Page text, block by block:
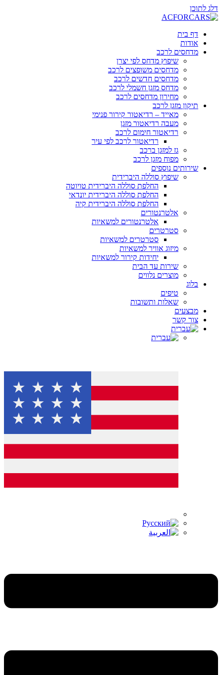
דלג לתוכן
דף בית
אודות
מדחסים לרכב
שיפוץ מדחס לפי יצרן
מדחסים משופצים לרכב
מדחסים חדשים לרכב
מדחס מזגן חשמלי לרכב
מחירון מדחסים לרכב
תיקון מזגן לרכב
מאייד – רדיאטור קירור פנימי
מעבה רדיאטור מזגן
רדיאטור חימום לרכב
רדיאטור לרכב לפי עיר
גז למזגן ברכב
מפוח מזגן לרכב
שירותים נוספים
שיפוץ סוללה היברידית
החלפת סוללה היברידית טויוטה
החלפת סוללה היברידית יונדאי
החלפת סוללה היברידית קיה
אלטרנטורים
אלטרנטורים למשאיות
סטרטרים
סטרטרים למשאיות
מיזוג אוויר למשאיות
יחידות קירור למשאיות
שירות עד הבית
מוצרים נלווים
בלוג
טיפים
שאלות ותשובות
מבצעים
צור קשר